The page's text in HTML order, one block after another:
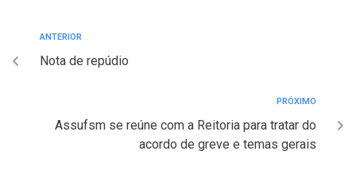
ANTERIOR
Nota de repúdio
PRÓXIMO
Assufsm se reúne com a Reitoria para tratar do
acordo de greve e temas gerais